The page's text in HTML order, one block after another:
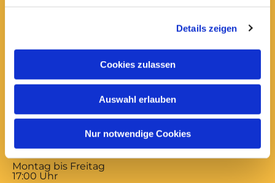
Details zeigen
Cookies zulassen
Auswahl erlauben
Nur notwendige Cookies
dom.bs.buero@lk-bs.de
Anfrage und Anforderung kirchlicher
Bescheinigungen
Gottesdienste:
Montag bis Freitag
17:00 Uhr